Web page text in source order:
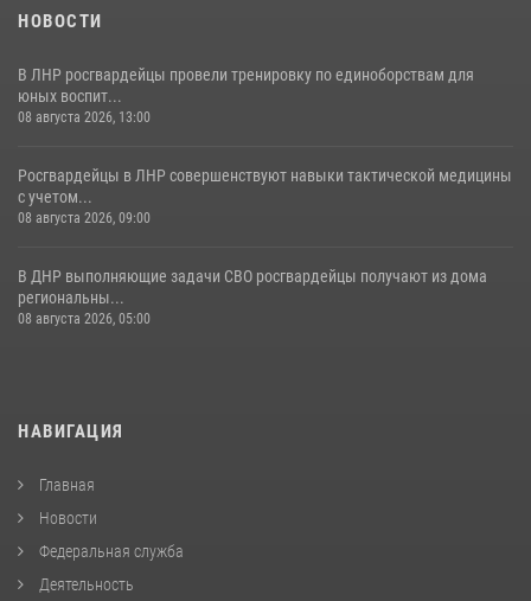
НОВОСТИ
В ЛНР росгвардейцы провели тренировку по единоборствам для
юных воспит...
08 августа 2026, 13:00
Росгвардейцы в ЛНР совершенствуют навыки тактической медицины
с учетом...
08 августа 2026, 09:00
В ДНР выполняющие задачи СВО росгвардейцы получают из дома
региональны...
08 августа 2026, 05:00
НАВИГАЦИЯ
Главная
Новости
Федеральная служба
Деятельность